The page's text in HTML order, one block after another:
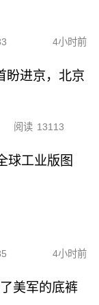
4小时前
盼进京，北京
阅读 13113
球工业版图
4小时前
美军的底裤